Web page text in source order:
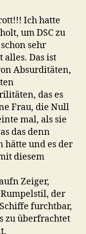
Ich hatte
um DSC zu
sehr
alles. Das ist
Absurditäten,
das es
Frau, die Null
mal, als sie
das denn
hätte und es der
diesem
Zeiger,
der
furchtbar,
zu überfrachtet